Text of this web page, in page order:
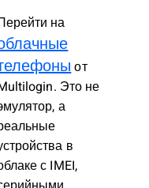
на
от
Это не
а
в
с IMEI,